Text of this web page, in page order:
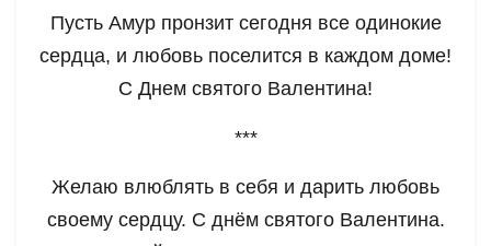
Пусть Амур пронзит сегодня все одинокие
сердца, и любовь поселится в каждом доме!
С Днем святого Валентина!
***
Желаю влюблять в себя и дарить любовь
своему сердцу. С днём святого Валентина.